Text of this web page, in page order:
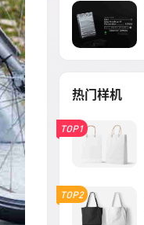
热门样机
TOP1
TOP2